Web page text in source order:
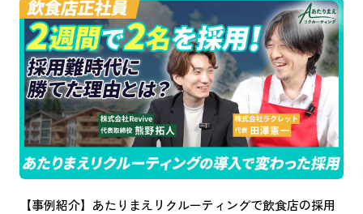
【事例紹介】あたりまえリクルーティングで飲食店の採用